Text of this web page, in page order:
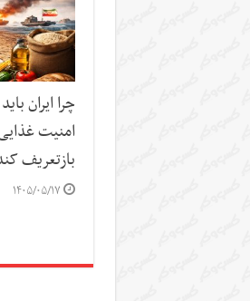
چرا ایران
امنیت
بازتعریف
۱۴۰۵/۰۵/۱۷